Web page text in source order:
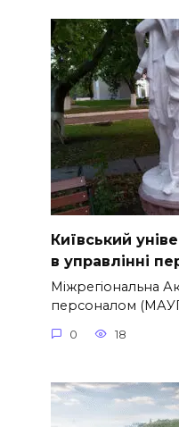
Київський
в управлінні
Міжрегіональна
персоналом
0 18